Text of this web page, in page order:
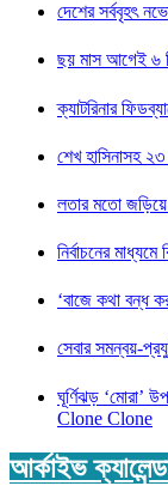
দেশের সর্ববৃহৎ
ছয় মাস আগেই ৬
ক্যাটরিনার
শেখ হাসিনাসহ ২৩
লতার মতো
নির্বাচনের
‘বাজে কথা বন্ধ
সেবার সমন্বয়-
ঘূর্ণিঝড় ‘মোরা’
Clone Clone
আর্কাইভ